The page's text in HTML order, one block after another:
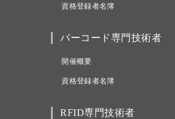
資格登録者名簿
バーコード専門技術者
開催概要
資格登録者名簿
RFID専門技術者